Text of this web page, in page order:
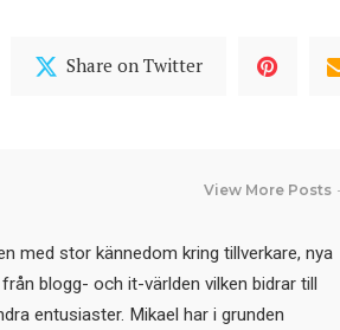
Share on Twitter
View More Posts
med stor kännedom kring tillverkare, nya
blogg- och it-världen vilken bidrar till
entusiaster. Mikael har i grunden